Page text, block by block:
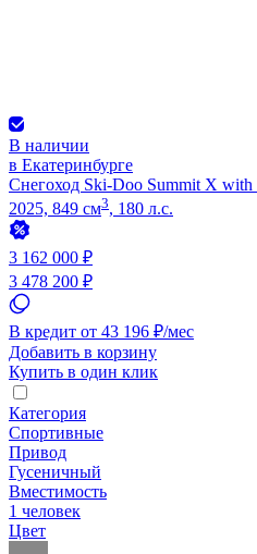
В наличии
в Екатеринбурге
Снегоход Ski-Doo Summit X with
2025, 849 см3, 180 л.с.
3 162 000 ₽
3 478 200 ₽
В кредит от 43 196 ₽/мес
Добавить в корзину
Купить в один клик
Категория
Спортивные
Привод
Гусеничный
Вместимость
1 человек
Цвет